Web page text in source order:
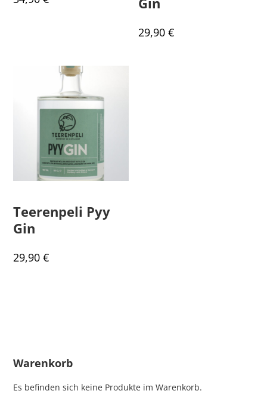
29,90€
Teerenpeli Pyy
Gin
29,90€
Warenkorb
Es befinden sich keine Produkte im Warenkorb.